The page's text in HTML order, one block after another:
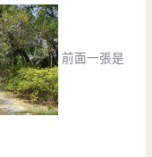
前面一張是